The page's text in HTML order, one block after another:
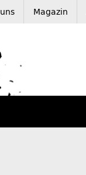
Magazin